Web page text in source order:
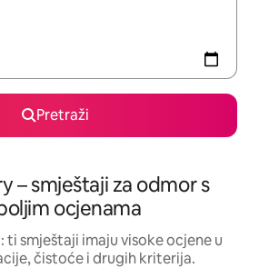
Pretraži
– smještaji za odmor s
ocjenama
ti smještaji imaju visoke ocjene u
čistoće i drugih kriterija.